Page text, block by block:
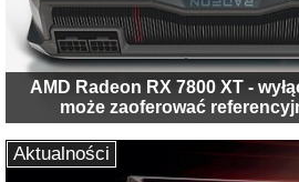
AMD Radeon RX 7800 XT -
może zaoferować
Aktualności